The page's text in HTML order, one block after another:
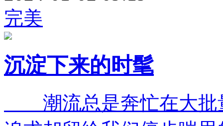
完美
沉淀下来的时髦
潮流总是奔忙在大批